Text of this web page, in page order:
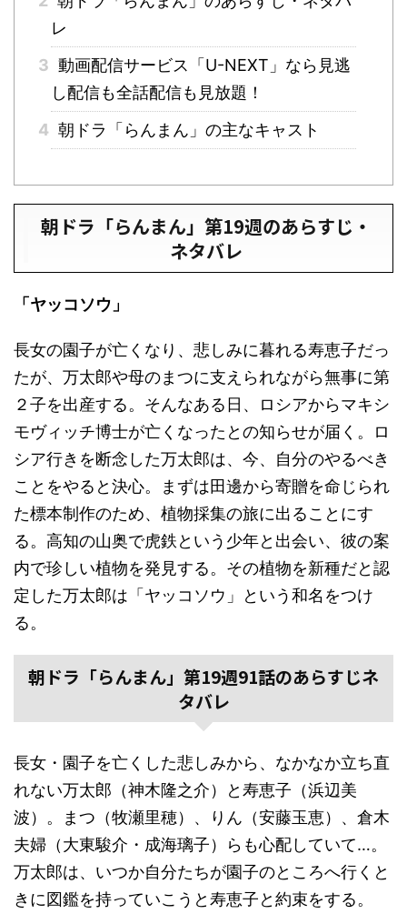
レ
3 動画配信サービス「U-NEXT」なら見逃
し配信も全話配信も見放題！
4 朝ドラ「らんまん」の主なキャスト
朝ドラ「らんまん」第19週のあらすじ・
ネタバレ
「ヤッコソウ」
長女の園子が亡くなり、悲しみに暮れる寿恵子だっ
たが、万太郎や母のまつに支えられながら無事に第
２子を出産する。そんなある日、ロシアからマキシ
モヴィッチ博士が亡くなったとの知らせが届く。ロ
シア行きを断念した万太郎は、今、自分のやるべき
ことをやると決心。まずは田邊から寄贈を命じられ
た標本制作のため、植物採集の旅に出ることにす
る。高知の山奥で虎鉄という少年と出会い、彼の案
内で珍しい植物を発見する。その植物を新種だと認
定した万太郎は「ヤッコソウ」という和名をつけ
る。
朝ドラ「らんまん」第19週91話のあらすじネ
タバレ
長女・園子を亡くした悲しみから、なかなか立ち直
れない万太郎（神木隆之介）と寿恵子（浜辺美
波）。まつ（牧瀬里穂）、りん（安藤玉恵）、倉木
夫婦（大東駿介・成海璃子）らも心配していて…。
万太郎は、いつか自分たちが園子のところへ行くと
きに図鑑を持っていこうと寿恵子と約束をする。